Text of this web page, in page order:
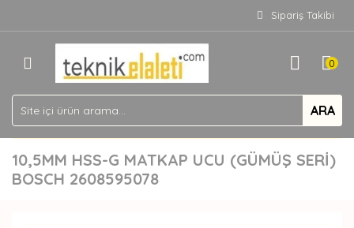
Sipariş Takibi
ARA
0
10,5MM HSS-G MATKAP UCU (GÜMÜŞ SERİ)
BOSCH 2608595078